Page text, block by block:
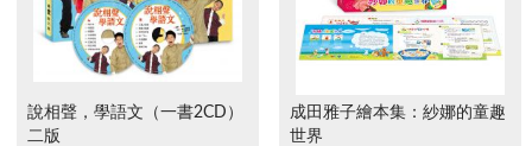
說相聲，學語文（一書2CD）
二版
成田雅子繪本集：紗娜的童趣
世界